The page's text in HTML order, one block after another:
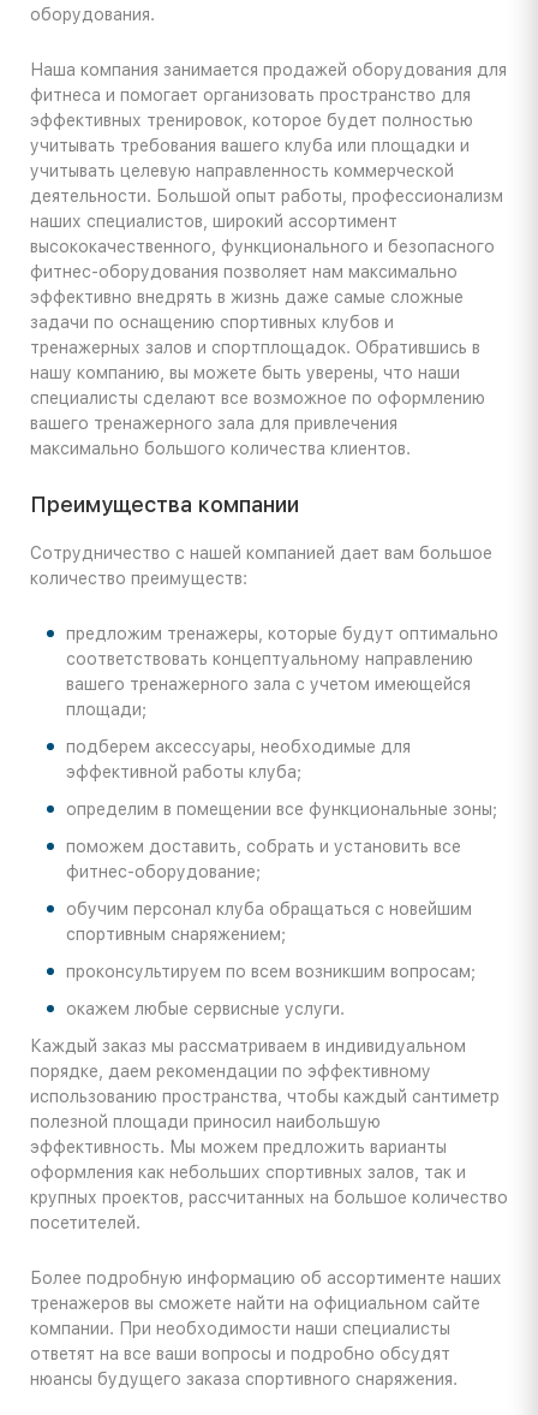
оборудования.
Наша компания занимается продажей оборудования для
фитнеса и помогает организовать пространство для
эффективных тренировок, которое будет полностью
учитывать требования вашего клуба или площадки и
учитывать целевую направленность коммерческой
деятельности. Большой опыт работы, профессионализм
наших специалистов, широкий ассортимент
высококачественного, функционального и безопасного
фитнес-оборудования позволяет нам максимально
эффективно внедрять в жизнь даже самые сложные
задачи по оснащению спортивных клубов и
тренажерных залов и спортплощадок. Обратившись в
нашу компанию, вы можете быть уверены, что наши
специалисты сделают все возможное по оформлению
вашего тренажерного зала для привлечения
максимально большого количества клиентов.
Преимущества компании
Сотрудничество с нашей компанией дает вам большое
количество преимуществ:
предложим тренажеры, которые будут оптимально
соответствовать концептуальному направлению
вашего тренажерного зала с учетом имеющейся
площади;
подберем аксессуары, необходимые для
эффективной работы клуба;
определим в помещении все функциональные зоны;
поможем доставить, собрать и установить все
фитнес-оборудование;
обучим персонал клуба обращаться с новейшим
спортивным снаряжением;
проконсультируем по всем возникшим вопросам;
окажем любые сервисные услуги.
Каждый заказ мы рассматриваем в индивидуальном
порядке, даем рекомендации по эффективному
использованию пространства, чтобы каждый сантиметр
полезной площади приносил наибольшую
эффективность. Мы можем предложить варианты
оформления как небольших спортивных залов, так и
крупных проектов, рассчитанных на большое количество
посетителей.
Более подробную информацию об ассортименте наших
тренажеров вы сможете найти на официальном сайте
компании. При необходимости наши специалисты
ответят на все ваши вопросы и подробно обсудят
нюансы будущего заказа спортивного снаряжения.